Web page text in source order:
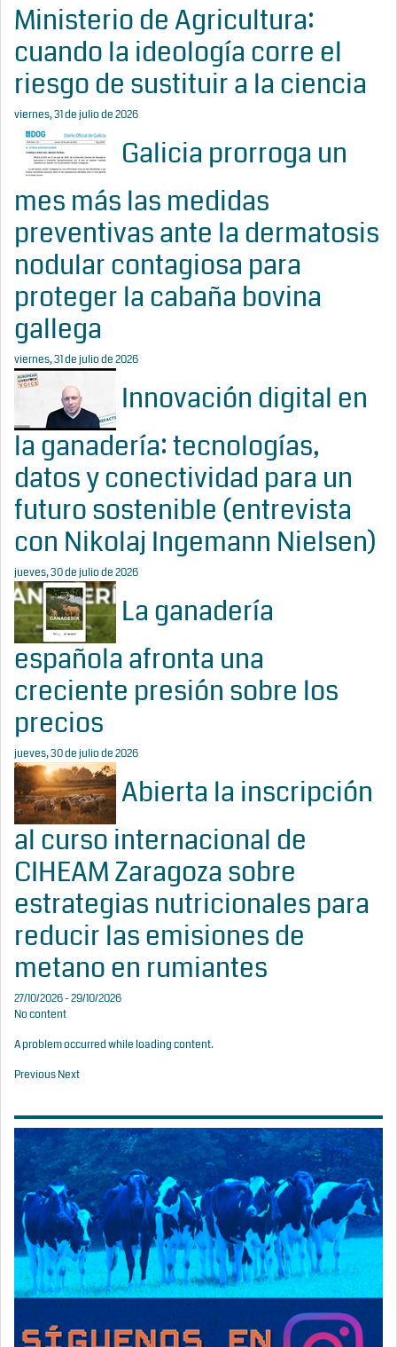
Ministerio de Agricultura:
cuando la ideología corre el
riesgo de sustituir a la ciencia
viernes, 31 de julio de 2026
Galicia prorroga un
mes más las medidas
preventivas ante la dermatosis
nodular contagiosa para
proteger la cabaña bovina
gallega
viernes, 31 de julio de 2026
Innovación digital en
la ganadería: tecnologías,
datos y conectividad para un
futuro sostenible (entrevista
con Nikolaj Ingemann Nielsen)
jueves, 30 de julio de 2026
La ganadería
española afronta una
creciente presión sobre los
precios
jueves, 30 de julio de 2026
Abierta la inscripción
al curso internacional de
CIHEAM Zaragoza sobre
estrategias nutricionales para
reducir las emisiones de
metano en rumiantes
27/10/2026 - 29/10/2026
No content
A problem occurred while loading content.
PreviousNext